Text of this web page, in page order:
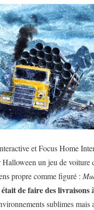
et Focus Home
un jeu de voiture
propre comme figuré :
de faire des livraisons
sublimes mais